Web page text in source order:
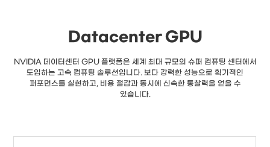
Datacenter GPU
NVIDIA 데이터센터 GPU 플랫폼은 세계 최대 규모의 슈퍼 컴퓨팅 센터에서
도입하는 고속 컴퓨팅 솔루션입니다. 보다 강력한 성능으로 획기적인
퍼포먼스를 실현하고, 비용 절감과 동시에 신속한 통찰력을 얻을 수
있습니다.